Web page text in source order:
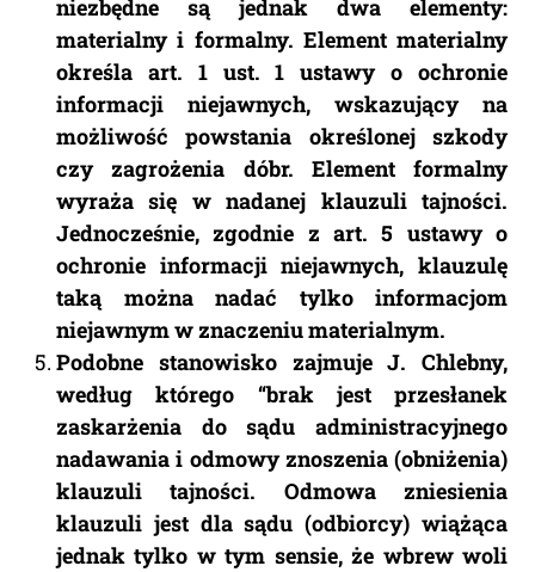
niezbędne są jednak dwa elementy:
materialny i formalny. Element materialny
określa art. 1 ust. 1 ustawy o ochronie
informacji niejawnych, wskazujący na
możliwość powstania określonej szkody
czy zagrożenia dóbr. Element formalny
wyraża się w nadanej klauzuli tajności.
Jednocześnie, zgodnie z art. 5 ustawy o
ochronie informacji niejawnych, klauzulę
taką można nadać tylko informacjom
niejawnym w znaczeniu materialnym.
Podobne stanowisko zajmuje J. Chlebny,
według którego “brak jest przesłanek
zaskarżenia do sądu administracyjnego
nadawania i odmowy znoszenia (obniżenia)
klauzuli tajności. Odmowa zniesienia
klauzuli jest dla sądu (odbiorcy) wiążąca
jednak tylko w tym sensie, że wbrew woli